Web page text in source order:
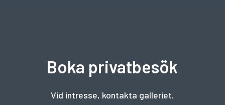
Boka privatbesök
Vid intresse, kontakta galleriet.